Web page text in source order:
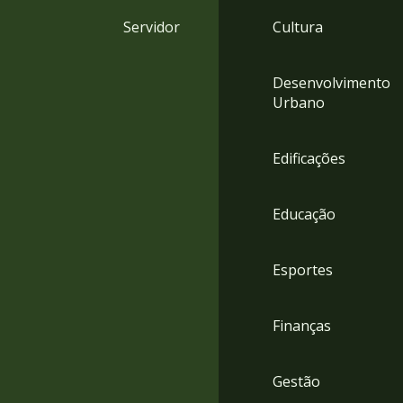
Servidor Cultura
Desenvolvimento
Urbano
Edificações
Educação
Esportes
Finanças
Gestão